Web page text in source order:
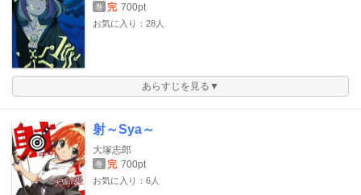
巻 完 700pt
お気に入り：28人
あらすじを見る▼
射～Sya～
大塚志郎
巻 完 700pt
お気に入り：6人